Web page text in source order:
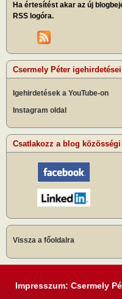
Ha értesítést akar az új
RSS logóra.
Csermely Péter igehirdetései
Igehirdetések a YouTube-on
Instagram oldal
Csatlakozz a blog
Vissza a főoldalra
Impresszum: Csermely